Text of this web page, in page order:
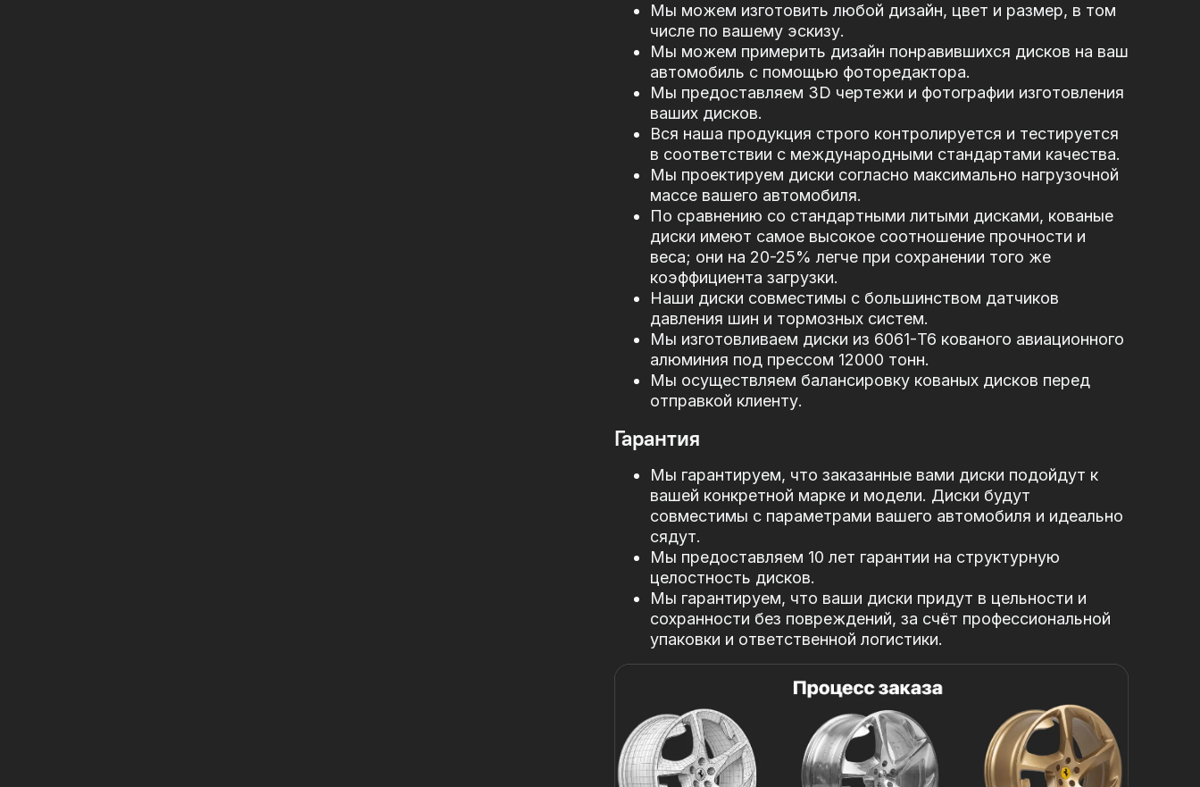
Мы можем изготовить любой дизайн, цвет и размер, в том
числе по вашему эскизу.
Мы можем примерить дизайн понравившихся дисков на ваш
автомобиль с помощью фоторедактора.
Мы предоставляем 3D чертежи и фотографии изготовления
ваших дисков.
Вся наша продукция строго контролируется и тестируется
в соответствии с международными стандартами качества.
Мы проектируем диски согласно максимально нагрузочной
массе вашего автомобиля.
По сравнению со стандартными литыми дисками, кованые
диски имеют самое высокое соотношение прочности и
веса; они на 20-25% легче при сохранении того же
коэффициента загрузки.
Наши диски совместимы с большинством датчиков
давления шин и тормозных систем.
Мы изготовливаем диски из 6061-T6 кованого авиационного
алюминия под прессом 12000 тонн.
Мы осуществляем балансировку кованых дисков перед
отправкой клиенту.
Гарантия
Мы гарантируем, что заказанные вами диски подойдут к
вашей конкретной марке и модели. Диски будут
совместимы с параметрами вашего автомобиля и идеально
сядут.
Мы предоставляем 10 лет гарантии на структурную
целостность дисков.
Мы гарантируем, что ваши диски придут в цельности и
сохранности без повреждений, за счёт профессиональной
упаковки и ответственной логистики.